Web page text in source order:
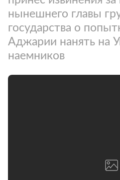
нынешнего главы
государства о
Аджарии нанять на
наемников